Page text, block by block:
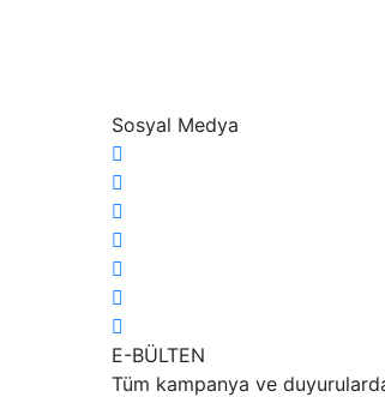
Sosyal Medya
E-BÜLTEN
Tüm kampanya ve